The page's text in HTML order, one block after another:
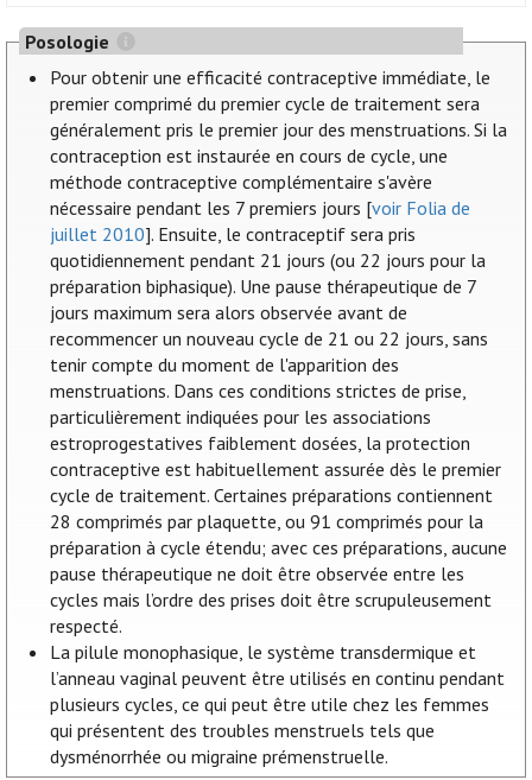
Posologie
Pour obtenir une efficacité contraceptive immédiate, le
premier comprimé du premier cycle de traitement sera
généralement pris le premier jour des menstruations. Si la
contraception est instaurée en cours de cycle, une
méthode contraceptive complémentaire s'avère
nécessaire pendant les 7 premiers jours [voir Folia de
juillet 2010]. Ensuite, le contraceptif sera pris
quotidiennement pendant 21 jours (ou 22 jours pour la
préparation biphasique). Une pause thérapeutique de 7
jours maximum sera alors observée avant de
recommencer un nouveau cycle de 21 ou 22 jours, sans
tenir compte du moment de l'apparition des
menstruations. Dans ces conditions strictes de prise,
particulièrement indiquées pour les associations
estroprogestatives faiblement dosées, la protection
contraceptive est habituellement assurée dès le premier
cycle de traitement. Certaines préparations contiennent
28 comprimés par plaquette, ou 91 comprimés pour la
préparation à cycle étendu; avec ces préparations, aucune
pause thérapeutique ne doit être observée entre les
cycles mais l’ordre des prises doit être scrupuleusement
respecté.
La pilule monophasique, le système transdermique et
l’anneau vaginal peuvent être utilisés en continu pendant
plusieurs cycles, ce qui peut être utile chez les femmes
qui présentent des troubles menstruels tels que
dysménorrhée ou migraine prémenstruelle.